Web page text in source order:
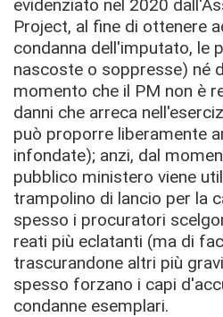
evidenziato nel 2020
Project, al fine di ottenere
condanna dell'imputato, le
nascoste o soppresse) né
momento che il PM non è
danni che arreca
può proporre liberamente
infondate); anzi, dal
pubblico ministero viene
trampolino di lancio per la
spesso i procuratori
reati più eclatanti (ma di
trascurandone altri più
spesso forzano i capi
condanne esemplari.